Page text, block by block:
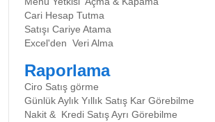
Cari Hesap Tutma
Satışı Cariye Atama
Excel'den Veri Alma
Raporlama
Ciro Satış görme
Günlük Aylık Yıllık Satış Kar Görebilme
Nakit & Kredi Satış Ayrı Görebilme